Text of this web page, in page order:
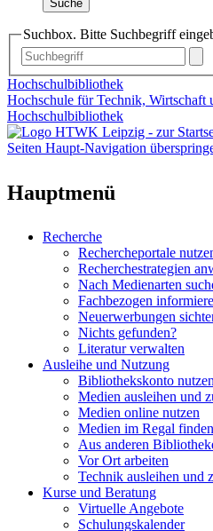
Suche
Suchbox. Bitte Suchbegriff
Hochschulbibliothek
Hochschule für Technik,
Hochschulbibliothek
Seiten Haupt-Navigation
Hauptmenü
Recherche
Rechercheportale
Recherchestrategien
Nach Medienarten
Fachbezogen
Neuerwerbungen
Nichts gefunden?
Literatur verwalten
Ausleihe und Nutzung
Bibliothekskonto nutzen
Medien ausleihen und
Medien online nutzen
Medien im Regal finden
Aus anderen
Vor Ort arbeiten
Technik ausleihen und
Kurse und Beratung
Virtuelle Angebote
Schulungskalender